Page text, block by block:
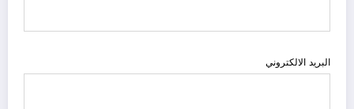
البريد الالكتروني